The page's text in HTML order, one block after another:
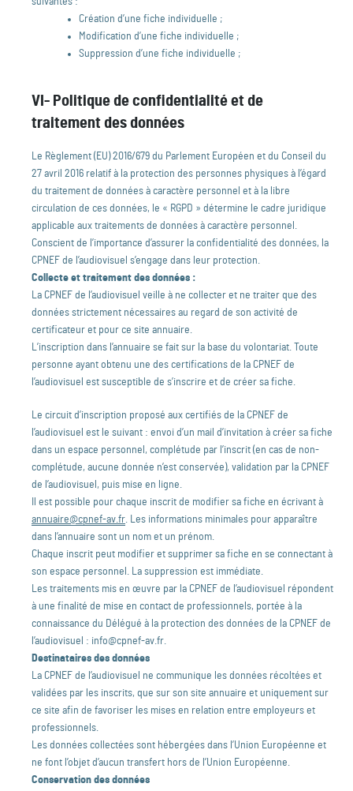
Création d’une fiche individuelle ;
Modification d’une fiche individuelle ;
Suppression d’une fiche individuelle ;
VI- Politique de confidentialité et de
traitement des données
Le Règlement (EU) 2016/679 du Parlement Européen et du Conseil du
27 avril 2016 relatif à la protection des personnes physiques à l’égard
du traitement de données à caractère personnel et à la libre
circulation de ces données, le « RGPD » détermine le cadre juridique
applicable aux traitements de données à caractère personnel.
Conscient de l’importance d’assurer la confidentialité des données, la
CPNEF de l’audiovisuel s’engage dans leur protection.
Collecte et traitement des données :
La CPNEF de l’audiovisuel veille à ne collecter et ne traiter que des
données strictement nécessaires au regard de son activité de
certificateur et pour ce site annuaire.
L’inscription dans l’annuaire se fait sur la base du volontariat. Toute
personne ayant obtenu une des certifications de la CPNEF de
l’audiovisuel est susceptible de s’inscrire et de créer sa fiche.
Le circuit d’inscription proposé aux certifiés de la CPNEF de
l’audiovisuel est le suivant : envoi d’un mail d’invitation à créer sa fiche
dans un espace personnel, complétude par l’inscrit (en cas de non-
complétude, aucune donnée n’est conservée), validation par la CPNEF
de l’audiovisuel, puis mise en ligne.
Il est possible pour chaque inscrit de modifier sa fiche en écrivant à
annuaire@cpnef-av.fr. Les informations minimales pour apparaître
dans l’annuaire sont un nom et un prénom.
Chaque inscrit peut modifier et supprimer sa fiche en se connectant à
son espace personnel. La suppression est immédiate.
Les traitements mis en œuvre par la CPNEF de l’audiovisuel répondent
à une finalité de mise en contact de professionnels, portée à la
connaissance du Délégué à la protection des données de la CPNEF de
l’audiovisuel : info@cpnef-av.fr.
Destinataires des données
La CPNEF de l’audiovisuel ne communique les données récoltées et
validées par les inscrits, que sur son site annuaire et uniquement sur
ce site afin de favoriser les mises en relation entre employeurs et
professionnels.
Les données collectées sont hébergées dans l’Union Européenne et
ne font l’objet d’aucun transfert hors de l’Union Européenne.
Conservation des données